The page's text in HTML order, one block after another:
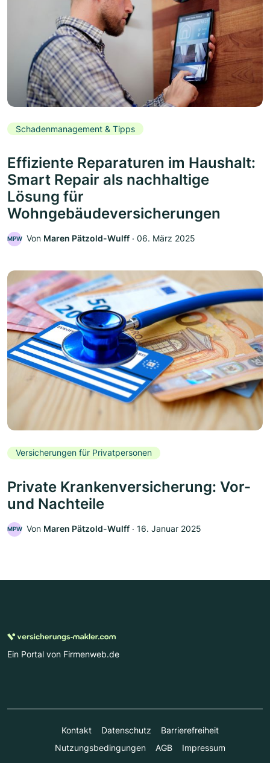
Schadenmanagement & Tipps
Effiziente Reparaturen im Haushalt:
Smart Repair als nachhaltige
Lösung für
Wohngebäudeversicherungen
MPW Von Maren Pätzold-Wulff ‧ 06. März 2025
Versicherungen für Privatpersonen
Private Krankenversicherung: Vor-
und Nachteile
MPW Von Maren Pätzold-Wulff ‧ 16. Januar 2025
Ein Portal von Firmenweb.de
Kontakt Datenschutz
Barrierefreiheit
Nutzungsbedingungen
AGB Impressum